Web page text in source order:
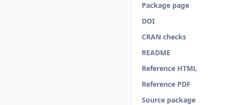
Package page
DOI
CRAN checks
README
Reference HTML
Reference PDF
Source package